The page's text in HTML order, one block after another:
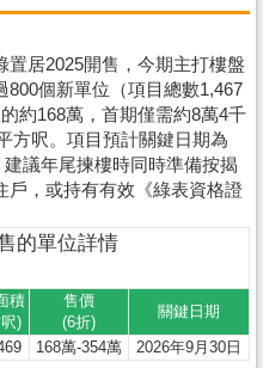
居2025開售，今期主打樓盤
個新單位（項目總數1,467
約168萬，首期僅需約8萬4千
方呎。項目預計關鍵日期為
議年尾揀樓時同時準備按揭
戶，或持有有效《綠表資格證
的單位詳情
積
)
售價
(6折)
關鍵日期
168萬-354萬 2026年9月30日